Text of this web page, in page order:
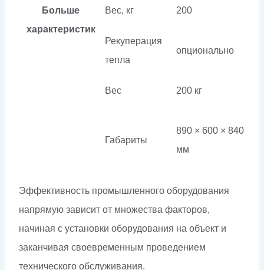
Больше
характеристик
Вес, кг 200
Рекуперация
тепла
опционально
Вес 200 кг
Габариты
890 × 600 × 840
мм
Эффективность промышленного оборудования
напрямую зависит от множества факторов,
начиная с установки оборудования на объект и
заканчивая своевременным проведением
технического обслуживания.